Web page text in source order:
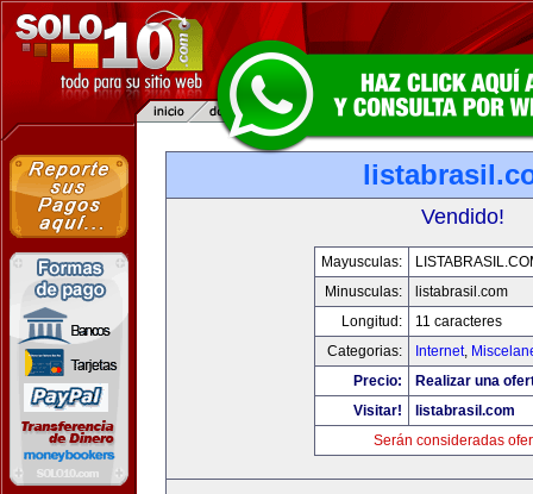
Vendido!
Mayusculas:
Minusculas:
listabrasil.com
Longitud:
11 caracteres
Categorias:
Internet,
Precio:
Realizar una
Visitar!
listabrasil.com
Serán consideradas